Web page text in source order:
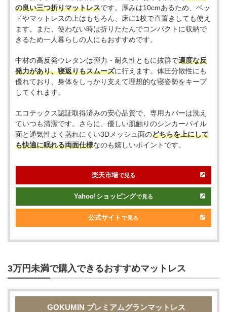
の良い三つ折りマットレスです。厚みは10cmあるため、ベッ
ドやマットレスの上はもちろん、床に1枚で直置きしても使え
ます。また、使わない時は折りたたんでコンパクトに収納で
きるため一人暮らしの人にもおすすめです。
中材の高反発ウレタンは弾力・耐久性ともに抜群で適度な反
発力があり、寝返りもスムーズに行えます。体圧分散性にも
優れており、身体をしっかり支えて理想的な寝姿勢をキープ
してくれます。
エコテックス認証取得済みの安心品質で、専用カバーは洗え
ていつも清潔です。さらに、優しい肌触りのシンカーパイル
面と通気性よく蒸れにくい3Dメッシュ面のどちらを上にして
も快適に眠れる両面仕様なのも嬉しいポイントです。
楽天市場で見る
Yahoo! ショッピングで見る
公式サイト で見る
3万円未満で購入できるおすすめマットレス
GOKUMIN プレミアムグランマットレス